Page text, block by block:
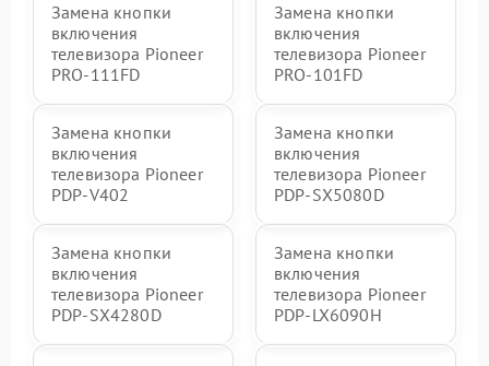
Замена кнопки
включения
телевизора Pioneer
PRO-111FD
Замена кнопки
включения
телевизора Pioneer
PRO-101FD
Замена кнопки
включения
телевизора Pioneer
PDP-V402
Замена кнопки
включения
телевизора Pioneer
PDP-SX5080D
Замена кнопки
включения
телевизора Pioneer
PDP-SX4280D
Замена кнопки
включения
телевизора Pioneer
PDP-LX6090H